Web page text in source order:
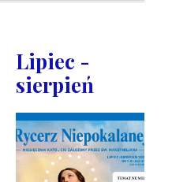
Lipiec -
sierpień